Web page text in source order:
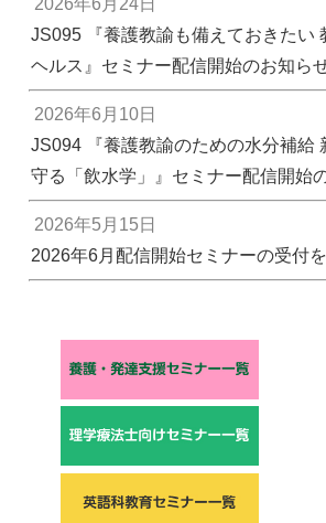
JS095 『養護教諭も備えておきたい
ヘルス』セミナー配信開始のお知ら
2026年6月10日
JS094 『養護教諭のための水分補給
守る「飲水学」』セミナー配信開始
2026年5月15日
2026年6月配信開始セミナーの受付